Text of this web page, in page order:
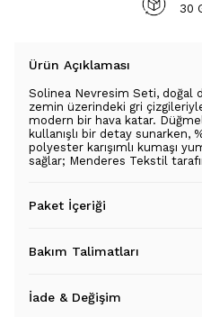
30
Ürün Açıklaması
Solinea Nevresim Seti, doğal
zemin üzerindeki gri
modern bir hava katar.
kullanışlı bir detay sunarken,
polyester karışımlı kumaşı
sağlar; Menderes Tekstil
Paket İçeriği
Bakım Talimatları
İade & Değişim